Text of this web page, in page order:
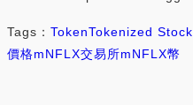
Tags： TokenTokenized Stock
價格mNFLX交易所mNFLX幣